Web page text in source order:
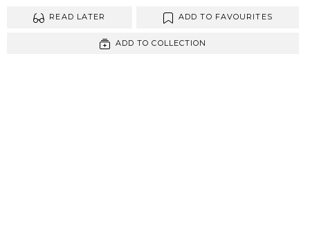
READ LATER ADD TO FAVOURITES
ADD TO COLLECTION